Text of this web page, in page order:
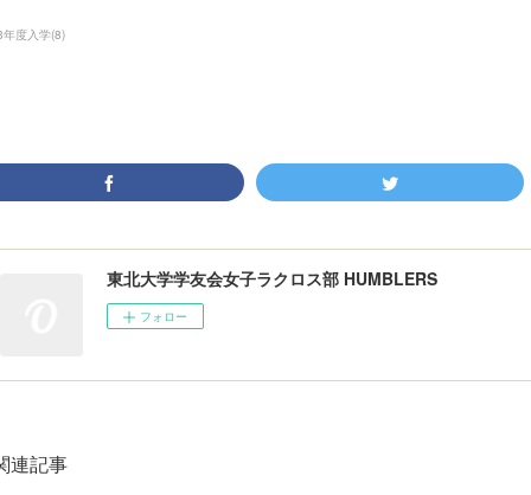
度入学(8)
東北大学学友会女子ラクロス部 HUMBLERS
フォロー
連記事